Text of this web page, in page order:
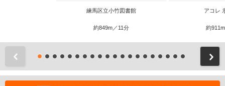
練馬区立小竹図書館
約849m／11分
アコレ
約